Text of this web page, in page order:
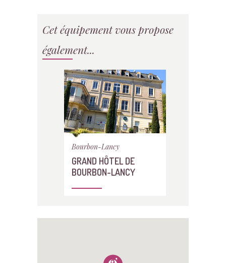
Cet équipement vous propose
également...
Bourbon-Lancy
GRAND HÔTEL DE
BOURBON-LANCY